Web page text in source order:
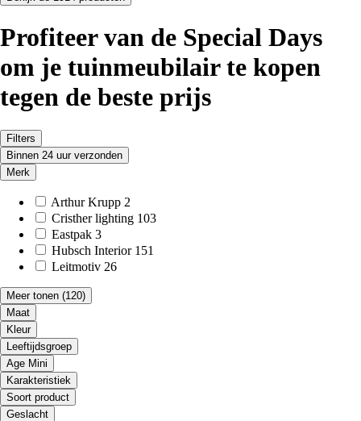
Profiteer van de Special Days
om je tuinmeubilair te kopen
tegen de beste prijs
Filters
Binnen 24 uur verzonden
Merk
Arthur Krupp 2
Cristher lighting 103
Eastpak 3
Hubsch Interior 151
Leitmotiv 26
Meer tonen (120)
Maat
Kleur
Leeftijdsgroep
Age Mini
Karakteristiek
Soort product
Geslacht